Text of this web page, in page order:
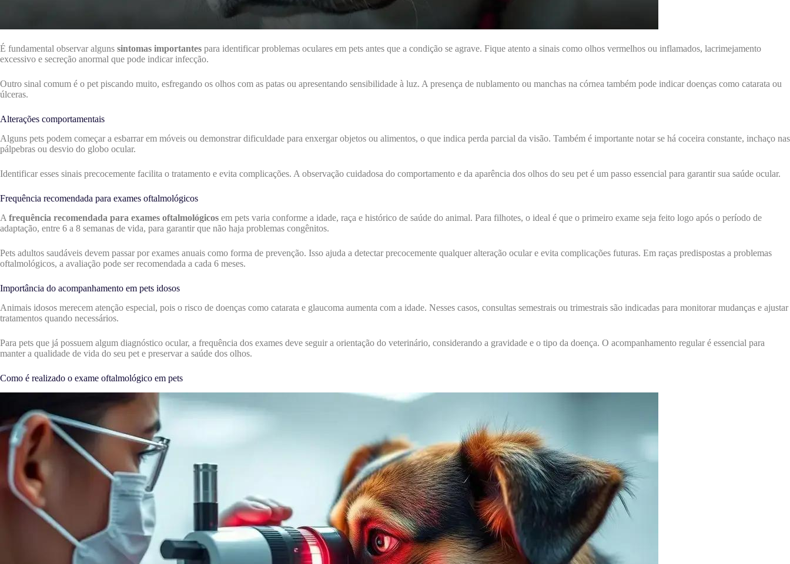
É fundamental observar alguns sintomas importantes para identificar problemas oculares em pets antes que a condição se agrave. Fique atento a sinais como olhos vermelhos ou inflamados, lacrimejamento
excessivo e secreção anormal que pode indicar infecção.
Outro sinal comum é o pet piscando muito, esfregando os olhos com as patas ou apresentando sensibilidade à luz. A presença de nublamento ou manchas na córnea também pode indicar doenças como catarata ou
úlceras.
Alterações comportamentais
Alguns pets podem começar a esbarrar em móveis ou demonstrar dificuldade para enxergar objetos ou alimentos, o que indica perda parcial da visão. Também é importante notar se há coceira constante, inchaço nas
pálpebras ou desvio do globo ocular.
Identificar esses sinais precocemente facilita o tratamento e evita complicações. A observação cuidadosa do comportamento e da aparência dos olhos do seu pet é um passo essencial para garantir sua saúde ocular.
Frequência recomendada para exames oftalmológicos
A frequência recomendada para exames oftalmológicos em pets varia conforme a idade, raça e histórico de saúde do animal. Para filhotes, o ideal é que o primeiro exame seja feito logo após o período de
adaptação, entre 6 a 8 semanas de vida, para garantir que não haja problemas congênitos.
Pets adultos saudáveis devem passar por exames anuais como forma de prevenção. Isso ajuda a detectar precocemente qualquer alteração ocular e evita complicações futuras. Em raças predispostas a problemas
oftalmológicos, a avaliação pode ser recomendada a cada 6 meses.
Importância do acompanhamento em pets idosos
Animais idosos merecem atenção especial, pois o risco de doenças como catarata e glaucoma aumenta com a idade. Nesses casos, consultas semestrais ou trimestrais são indicadas para monitorar mudanças e ajustar
tratamentos quando necessários.
Para pets que já possuem algum diagnóstico ocular, a frequência dos exames deve seguir a orientação do veterinário, considerando a gravidade e o tipo da doença. O acompanhamento regular é essencial para
manter a qualidade de vida do seu pet e preservar a saúde dos olhos.
Como é realizado o exame oftalmológico em pets